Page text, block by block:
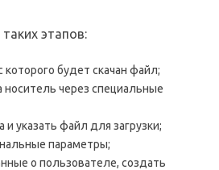
этапов:
которого будет скачан файл;
носитель через специальные
и указать файл для загрузки;
параметры;
о пользователе, создать